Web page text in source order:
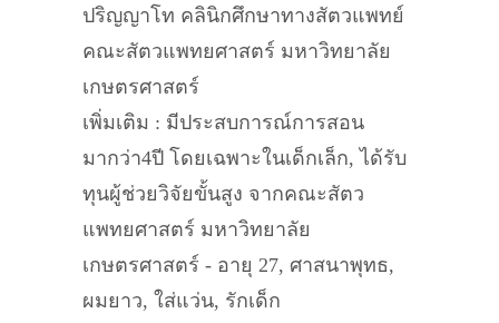
ปริญญาโท คลินิกศึกษาทางสัตวแพทย์
คณะสัตวแพทยศาสตร์ มหาวิทยาลัย
เกษตรศาสตร์
เพิ่มเติม : มีประสบการณ์การสอน
มากว่า4ปี โดยเฉพาะในเด็กเล็ก, ได้รับ
ทุนผู้ช่วยวิจัยขั้นสูง จากคณะสัตว
แพทยศาสตร์ มหาวิทยาลัย
เกษตรศาสตร์ - อายุ 27, ศาสนาพุทธ,
ผมยาว, ใส่แว่น, รักเด็ก